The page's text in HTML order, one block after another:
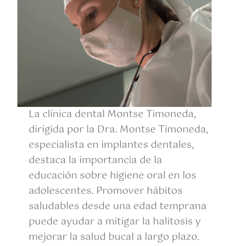
La clínica dental Montse Timoneda,
dirigida por la Dra. Montse Timoneda,
especialista en implantes dentales,
destaca la importancia de la
educación sobre higiene oral en los
adolescentes. Promover hábitos
saludables desde una edad temprana
puede ayudar a mitigar la halitosis y
mejorar la salud bucal a largo plazo.